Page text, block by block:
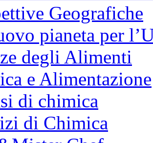
Geografiche
pianeta per
degli Alimenti
e Alimentazione
di chimica
di Chimica